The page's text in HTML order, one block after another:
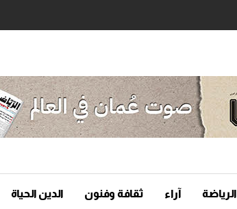
الرياضة آراء ثقافة وفنون الدين الحياة